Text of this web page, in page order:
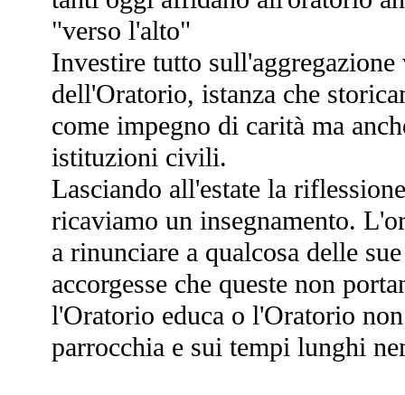
"verso l'alto"
Investire tutto
dell'Oratorio, istanza che
come impegno di carità ma
istituzioni civili.
Lasciando all'estate la
ricaviamo un insegnamento.
a rinunciare a qualcosa delle
accorgesse che queste non
l'Oratorio educa o l'Oratorio
parrocchia e sui tempi lunghi